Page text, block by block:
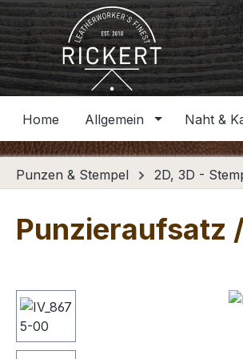
Hauptinhalt springen
Zur Suche springen
Zur Hauptnavigation springen
Home Allgemein Naht &
Punzen & Stempel 2D, 3D -
Punzieraufsatz
Bildergalerie überspringen